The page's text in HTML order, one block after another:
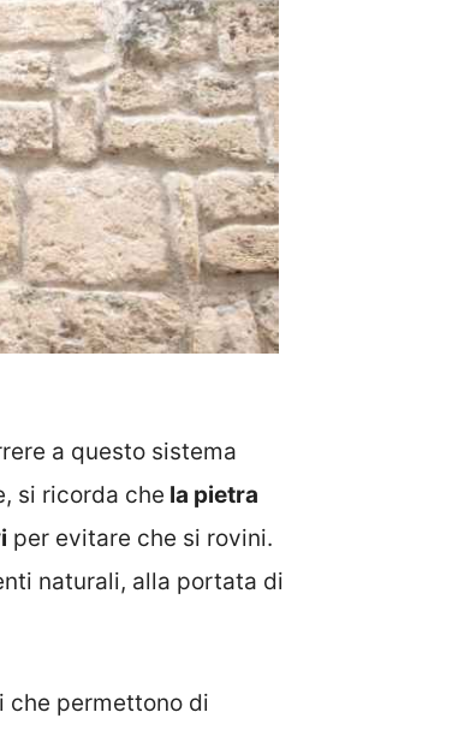
a questo sistema
si ricorda che la pietra
per evitare che si rovini.
naturali, alla portata di
che permettono di